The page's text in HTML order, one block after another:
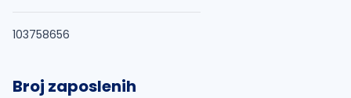
103758656
Broj zaposlenih